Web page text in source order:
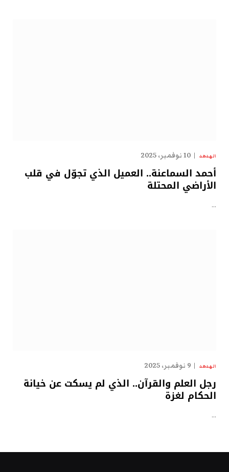
الهدهد 10 نوفمبر، 2025
أحمد السماعنة.. العميل الذي تجوّل في قلب
الأراضي المحتلة
…
الهدهد 9 نوفمبر، 2025
رجل العلم والقرآن.. الذي لم يسكت عن خيانة
الحكام لغزة
…